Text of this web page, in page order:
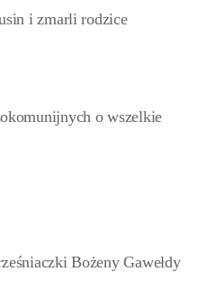
i zmarli rodzice
o wszelkie
Bożeny Gawełdy